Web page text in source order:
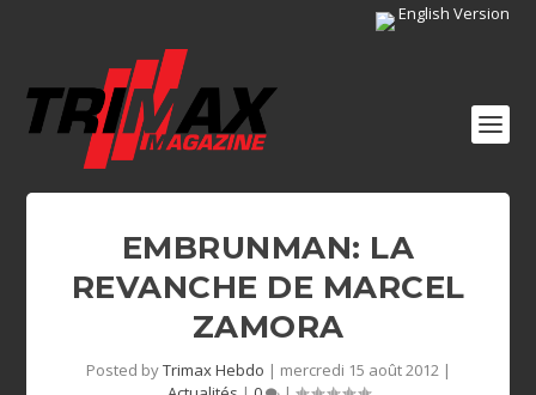
English Version
EMBRUNMAN: LA
REVANCHE DE MARCEL
ZAMORA
Posted byTrimax Hebdo | mercredi 15 août 2012|